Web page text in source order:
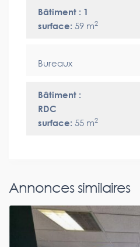
Bâtiment : 1
surface: 59 m2
Bureaux
Bâtiment :
RDC
surface: 55 m2
Annonces similaires